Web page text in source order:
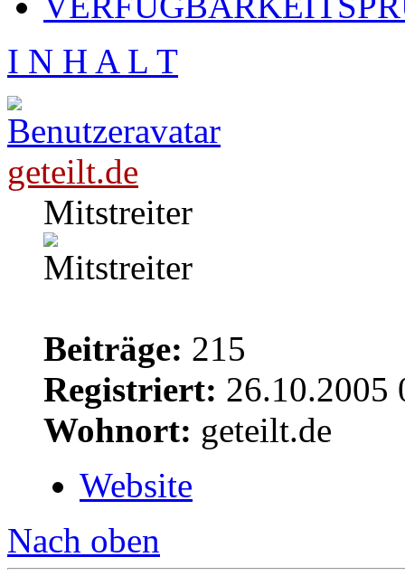
I N H A L T
geteilt.de
Mitstreiter
Beiträge: 215
Registriert: 26.10.2005
Wohnort: geteilt.de
Website
Nach oben